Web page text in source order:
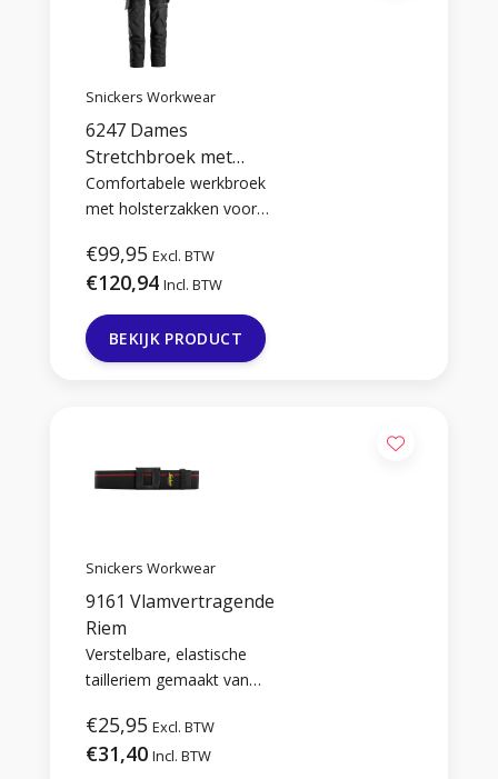
Snickers Workwear
6247 Dames
Stretchbroek met
Holsterzakken
Comfortabele werkbroek
met holsterzakken voor
stretch materiaal.
€99,95 Excl. BTW
€120,94 Incl. BTW
BEKIJK PRODUCT
Snickers Workwear
9161 Vlamvertragende
Riem
Verstelbare, elastische
tailleriem gemaakt van
€25,95 Excl. BTW
€31,40 Incl. BTW